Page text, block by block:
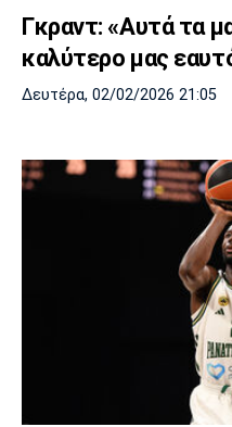
Γκραντ: «Αυτά τα
καλύτερο μας
Δευτέρα, 02/02/2026 21:05